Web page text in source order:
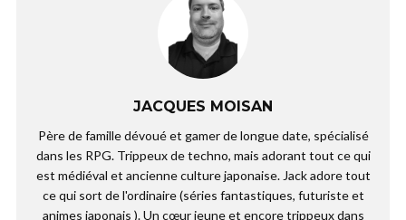
JACQUES MOISAN
Père de famille dévoué et gamer de longue date, spécialisé
dans les RPG. Trippeux de techno, mais adorant tout ce qui
est médiéval et ancienne culture japonaise. Jack adore tout
ce qui sort de l'ordinaire (séries fantastiques, futuriste et
animes japonais ). Un cœur jeune et encore trippeux dans